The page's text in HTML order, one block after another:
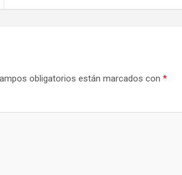
obligatorios están marcados con *